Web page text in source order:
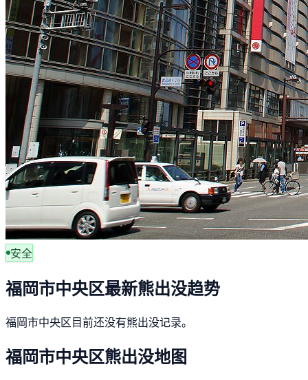
安全
福岡市中央区最新熊出没趋势
福岡市中央区目前还没有熊出没记录。
福岡市中央区熊出没地图